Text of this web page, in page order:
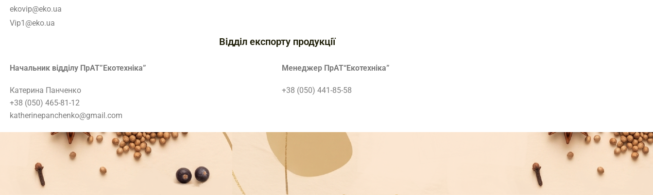
ekovip@eko.ua
Vip1@eko.ua
Відділ експорту продукції
Начальник відділу ПрАТ”Екотехніка”
Катерина Панченко
+38 (050) 465-81-12
katherinepanchenko@gmail.com
Менеджер ПрАТ“Екотехніка”
+38 (050) 441-85-58